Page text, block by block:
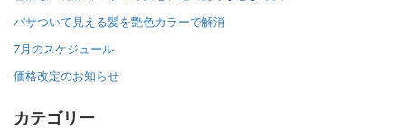
パサついて見える髪を艶色カラーで解消
7月のスケジュール
価格改定のお知らせ
カテゴリー